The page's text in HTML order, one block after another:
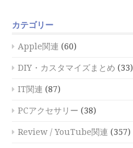
カテゴリー
Apple関連 (60)
DIY・カスタマイズまとめ (33)
IT関連 (87)
PCアクセサリー (38)
Review / YouTube関連 (357)